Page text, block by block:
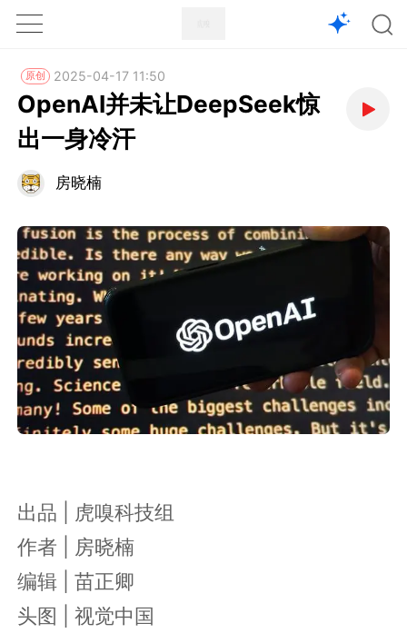
1X
原创 2025-04-17 11:50
OpenAI并未让DeepSeek惊
出一身冷汗
房晓楠
出品 | 虎嗅科技组
作者 | 房晓楠
编辑 | 苗正卿
头图 | 视觉中国